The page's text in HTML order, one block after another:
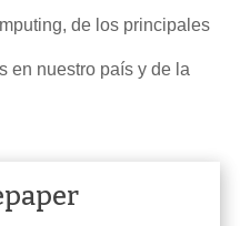
de los principales
en nuestro país y de la